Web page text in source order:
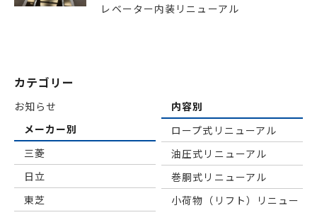
レベーター内装リニューアル
カテゴリー
お知らせ
メーカー別
三菱
日立
東芝
内容別
ロープ式リニューアル
油圧式リニューアル
巻胴式リニューアル
小荷物（リフト）リニュー